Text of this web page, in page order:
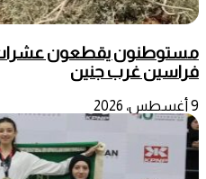
مستوطنون يقطعون عشرات
فراسين غرب جنين
9 أغسطس، 2026